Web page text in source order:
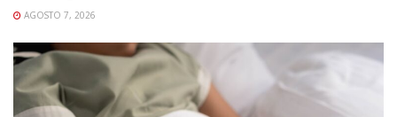
AGOSTO 7, 2026